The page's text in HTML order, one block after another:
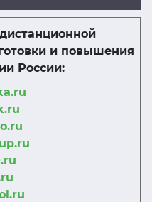
и повышения
России: